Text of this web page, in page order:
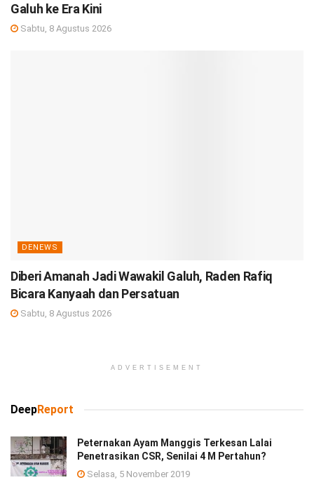
Galuh ke Era Kini
Sabtu, 8 Agustus 2026
DENEWS
Diberi Amanah Jadi Wawakil Galuh, Raden Rafiq
Bicara Kanyaah dan Persatuan
Sabtu, 8 Agustus 2026
ADVERTISEMENT
DeepReport
Peternakan Ayam Manggis Terkesan Lalai
Penetrasikan CSR, Senilai 4 M Pertahun?
Selasa, 5 November 2019